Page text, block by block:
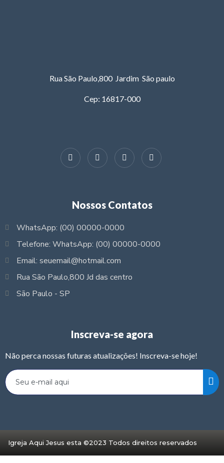
Rua São Paulo,800 Jardim São paulo
Cep: 16817-000
Nossos Contatos
WhatsApp: (00) 00000-0000
Telefone: WhatsApp: (00) 00000-0000
Email: seuemail@hotmail.com
Rua São Paulo,800 Jd das centro
São Paulo - SP
Inscreva-se agora
Não perca nossas futuras atualizações! Inscreva-se hoje!
Igreja Aqui Jesus esta ©2023 Todos direitos reservados